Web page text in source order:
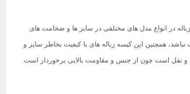
در انواع مدل های مختلفی در سایز ها و ضخامت های
همچنین این کیسه زباله های با کیفیت بخاطر سایز و
و نقل است چون از جنس و مقاومت بالایی برخوردار است.